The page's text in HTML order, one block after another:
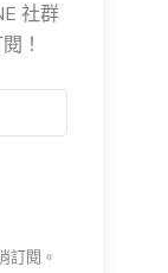
社群
！
訂閱。